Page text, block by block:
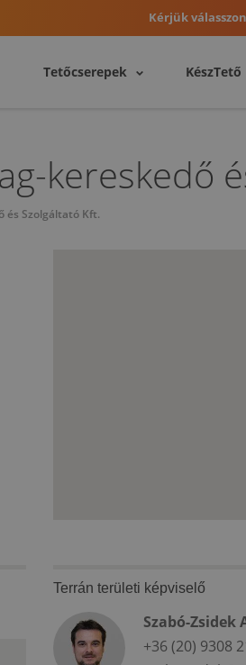
Kérjük
Tetőcserepek KészTető
kereskedő
és Szolgáltató Kft.
Terrán területi képviselő
Szabó-Zsidek
+36 (20) 9308